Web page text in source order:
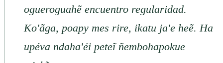
ogueroguahẽ encuentro regularidad.
Ko'ãga, poapy mes rire, ikatu ja'e heẽ. Ha
upéva ndaha'éi peteĩ ñembohapokue